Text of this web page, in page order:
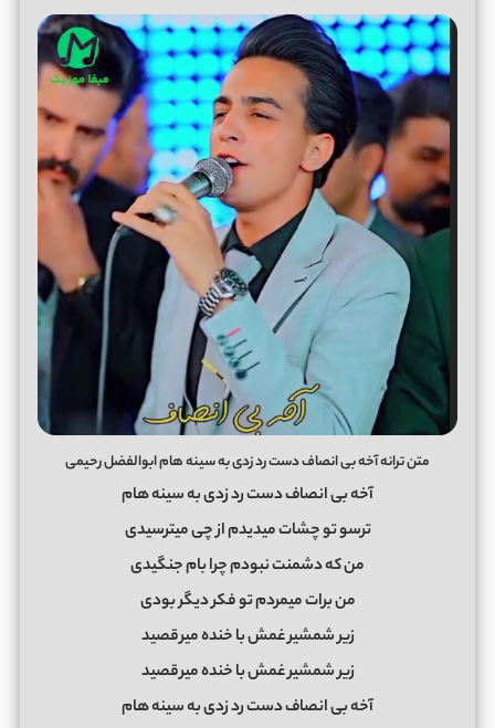
متن ترانه آخه بی انصاف دست رد زدی به سینه هام ابوالفضل رحیمی
آخه بی انصاف دست رد زدی به سینه هام
ترسو تو چشات میدیدم از چی میترسیدی
من که دشمنت نبودم چرا بام جنگیدی
من برات میمردم تو فکر دیگر بودی
زیر شمشیر غمش با خنده میرقصید
زیر شمشیر غمش با خنده میرقصید
آخه بی انصاف دست رد زدی به سینه هام